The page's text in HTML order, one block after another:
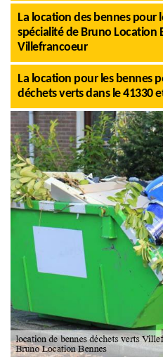
La location des bennes pour
spécialité de Bruno Location
Villefrancoeur
La location pour les bennes
déchets verts dans le 41330